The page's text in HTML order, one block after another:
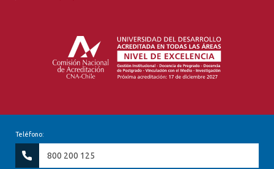
Teléfono:
800 200 125